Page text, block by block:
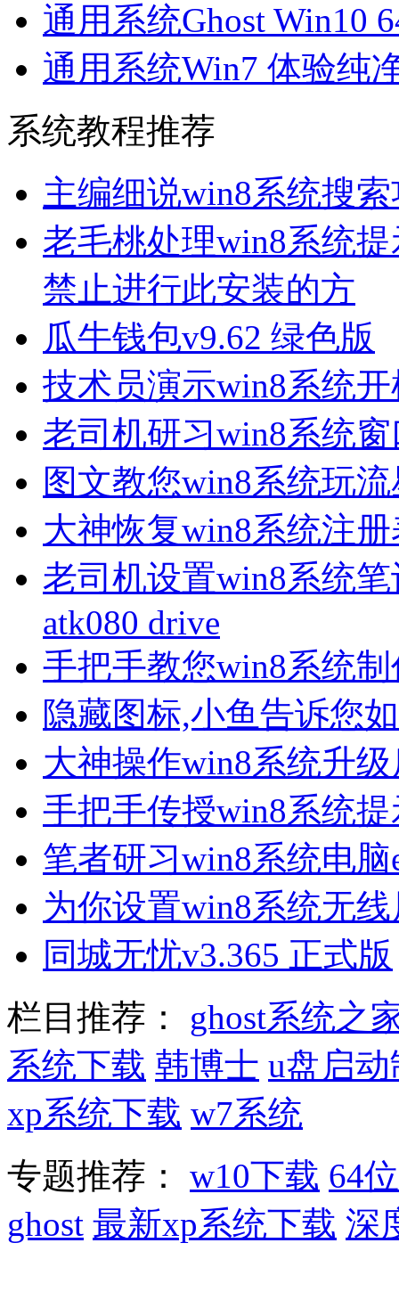
通用系统Ghost Win10
通用系统Win7 体验纯
系统教程推荐
主编细说win8系统搜
老毛桃处理win8系统
禁止进行此安装的方
瓜牛钱包v9.62 绿色版
技术员演示win8系统
老司机研习win8系统
图文教您win8系统玩
大神恢复win8系统注
老司机设置win8系统
atk080 drive
手把手教您win8系统
隐藏图标,小鱼告诉您
大神操作win8系统升
手把手传授win8系统
笔者研习win8系统电
为你设置win8系统无
同城无忧v3.365 正式版
栏目推荐： ghost系统之
系统下载 韩博士 u盘启
xp系统下载 w7系统
专题推荐： w10下载 64
ghost 最新xp系统下载 深